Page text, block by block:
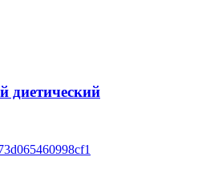
диетический